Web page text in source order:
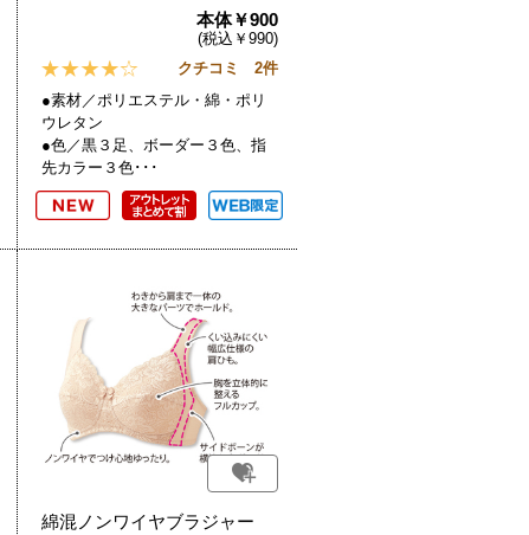
本体￥900
(税込￥990)
クチコミ 2件
●素材／ポリエステル・綿・ポリ
ウレタン
●色／黒３足、ボーダー３色、指
先カラー３色･･･
綿混ノンワイヤブラジャー